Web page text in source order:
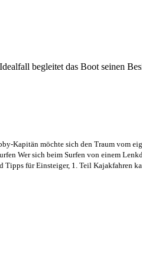
begleitet das Boot seinen
Kapitän möchte sich den Traum vom
Wer sich beim Surfen von einem
Tipps für Einsteiger, 1. Teil Kajakfahren